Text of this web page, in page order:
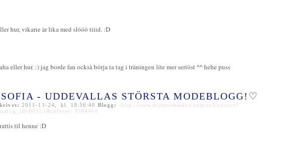
hur, vikarie är lika med slööö tiiid. :D
eller hur. :) jag borde fan också börja ta tag i träningen lite mer seriöst ^^ hehe puss
- UDDEVALLAS STÖRSTA MODEBLOGG!♡
2011-11-24, kl. 18:56:40 Blogg:
http://www.mylovebasket.com/se/redirect?
til henne :D